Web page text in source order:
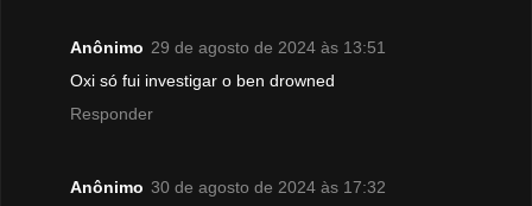
Anônimo 29 de agosto de 2024 às 13:51
Oxi só fui investigar o ben drowned
Responder
Anônimo 30 de agosto de 2024 às 17:32